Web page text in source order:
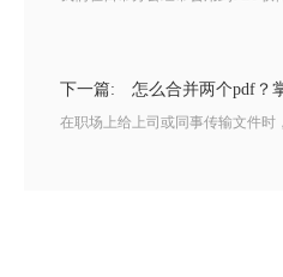
下一篇: 怎么合并两个pdf？
在职场上给上司或同事传输文件